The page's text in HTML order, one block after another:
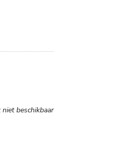
niet beschikbaar